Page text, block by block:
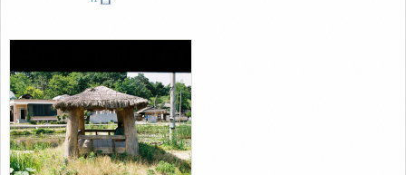
공부방
Footprint
Link